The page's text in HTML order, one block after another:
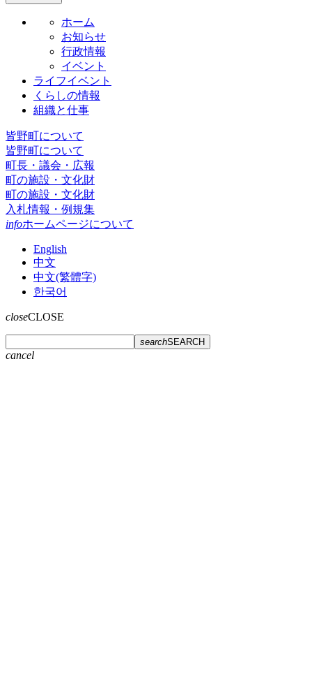
ホーム
お知らせ
行政情報
イベント
ライフイベント
くらしの情報
組織と仕事
皆野町について
皆野町について
町長・議会・広報
町の施設・文化財
町の施設・文化財
入札情報・例規集
infoホームページについて
English
中文
中文(繁體字)
한국어
closeCLOSE
searchSEARCH
cancel